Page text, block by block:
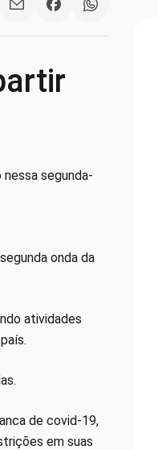
segunda-
onda da
atividades
de covid-19,
em suas